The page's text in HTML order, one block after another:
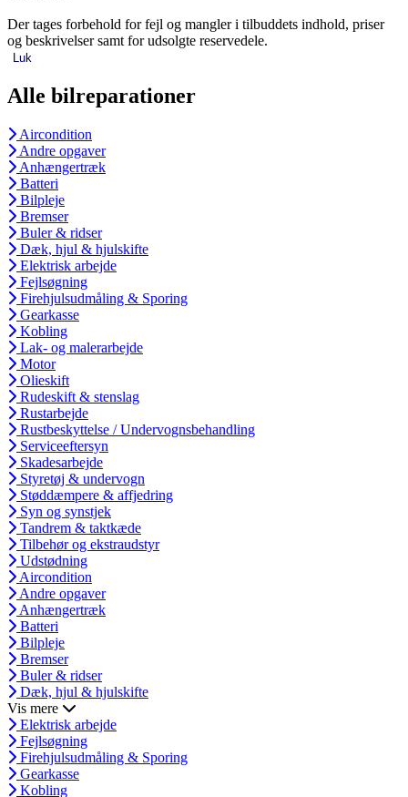
Der tages forbehold for fejl og mangler i tilbuddets indhold, priser
og beskrivelser samt for udsolgte reservedele.
Luk
Alle bilreparationer
Aircondition
Andre opgaver
Anhængertræk
Batteri
Bilpleje
Bremser
Buler & ridser
Dæk, hjul & hjulskifte
Elektrisk arbejde
Fejlsøgning
Firehjulsudmåling & Sporing
Gearkasse
Kobling
Lak- og malerarbejde
Motor
Olieskift
Rudeskift & stenslag
Rustarbejde
Rustbeskyttelse / Undervognsbehandling
Serviceeftersyn
Skadesarbejde
Styretøj & undervogn
Støddæmpere & affjedring
Syn og synstjek
Tandrem & taktkæde
Tilbehør og ekstraudstyr
Udstødning
Aircondition
Andre opgaver
Anhængertræk
Batteri
Bilpleje
Bremser
Buler & ridser
Dæk, hjul & hjulskifte
Vis mere
Elektrisk arbejde
Fejlsøgning
Firehjulsudmåling & Sporing
Gearkasse
Kobling